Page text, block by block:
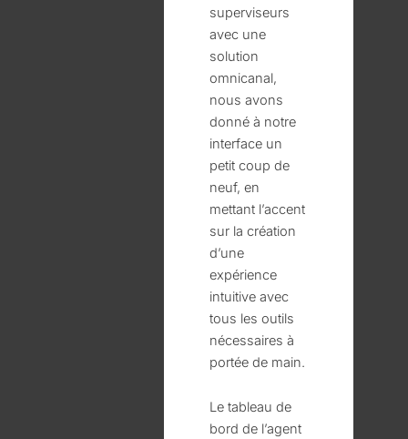
superviseurs
avec une
solution
omnicanal,
nous avons
donné à notre
interface un
petit coup de
neuf, en
mettant l’accent
sur la création
d’une
expérience
intuitive avec
tous les outils
nécessaires à
portée de main.
Le tableau de
bord de l’agent